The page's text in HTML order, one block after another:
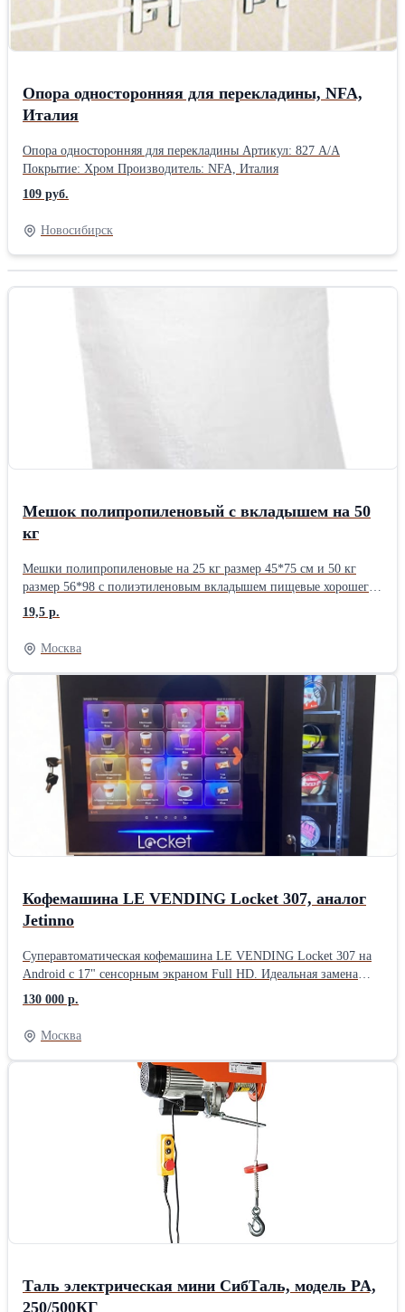
Опора односторонняя для перекладины, NFA,
Италия
Опора односторонняя для перекладины Артикул: 827 A/A
Покрытие: Хром Производитель: NFA, Италия
109 руб.
Новосибирск
Мешок полипропиленовый с вкладышем на 50
кг
Мешки полипропиленовые на 25 кг размер 45*75 см и 50 кг
размер 56*98 с полиэтиленовым вкладышем пищевые хорошего
качества. ГОСТ 30090-93/ГОСТ32522-2013
19,5 р.
Москва
Кофемашина LE VENDING Locket 307, аналог
Jetinno
Суперавтоматическая кофемашина LE VENDING Locket 307 на
Android с 17" сенсорным экраном Full HD. Идеальная замена
Jetinno 22/24/32/JL25/JK24/JL22/28v/28/25, Unicum RU/NERO,
Jofemar Orion/23/Bluetec G23/G25, Saeco PHEDRA.
Преимущества: * 100+ напитков (кофе, капучино, латте, горячий
шоколад) * Металлические жернова, 7 ступеней помола * Бойлер
1,5 л, работа от водопровода или емкости * 3 контейнера для
ингредиентов по 1400 г * Бункер для зерна 2000 г * MDB
интерфейс для платежных систем * Кастомизация меню,
загрузка рекламы через USB * Производительность более 200
РФ, предпродажная подготовка.
130 000 р.
Москва
Таль электрическая мини СибТаль, модель PA,
250/500КГ